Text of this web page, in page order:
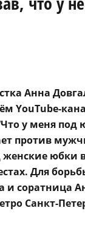
Анна
YouTube-
у меня под
против
женские юбки
Для
и соратница
Санкт-